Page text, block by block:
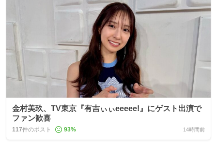
金村美玖、TV東京『有吉ぃぃeeeee!』にゲスト出演で
ファン歓喜
117件のポスト 93% 14時間前